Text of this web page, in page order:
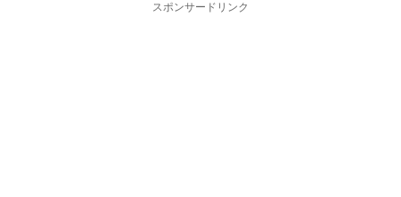
スポンサードリンク